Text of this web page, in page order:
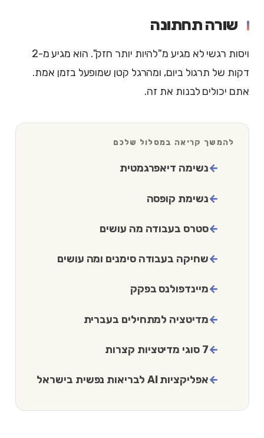
שורה תחתונה
ויסות רגשי לא מגיע מ"להיות יותר חזק". הוא מגיע מ-2
דקות של תרגול ביום, ומהרגל קטן שמופעל בזמן אמת.
אתם יכולים לבנות את זה.
להמשך קריאה במסלול שלכם
נשימה דיאפרגמטית
נשימת קופסה
סטרס בעבודה מה עושים
שחיקה בעבודה סימנים ומה עושים
מיינדפולנס בפקק
מדיטציה למתחילים בעברית
7 סוגי מדיטציות קצרות
אפליקציות AI לבריאות נפשית בישראל